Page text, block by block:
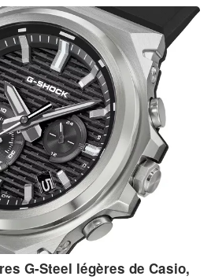
G-Steel légères de Casio,